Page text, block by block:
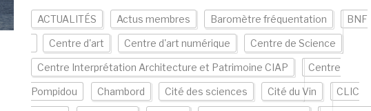
ACTUALITÉS Actus membres Baromètre fréquentation BNF
Centre d'art Centre d'art numérique Centre de Science
Centre Interprétation Architecture et Patrimoine CIAP Centre
Pompidou Chambord Cité des sciences Cité du Vin CLIC